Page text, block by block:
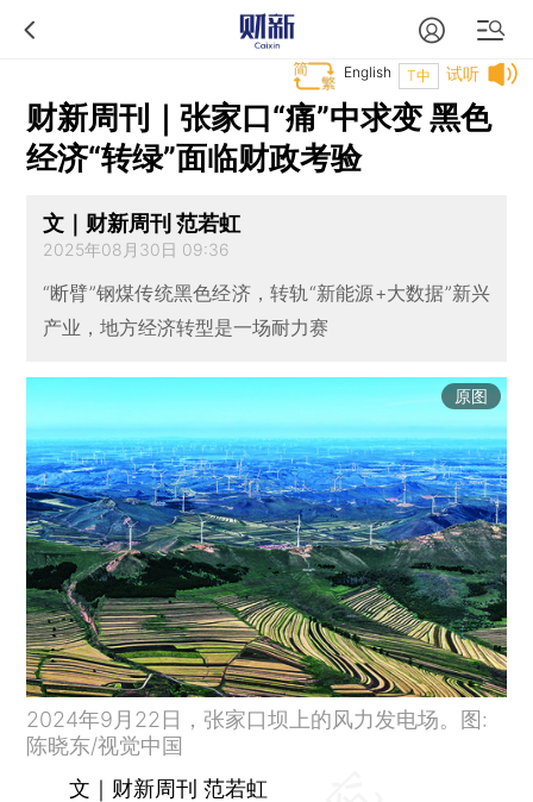
试听
T中
English
财新周刊｜张家口“痛”中求变 黑色
经济“转绿”面临财政考验
文｜财新周刊 范若虹
2025年08月30日 09:36
“断臂”钢煤传统黑色经济，转轨“新能源+大数据”新兴
产业，地方经济转型是一场耐力赛
原图
2024年9月22日，张家口坝上的风力发电场。图:
陈晓东/视觉中国
文｜财新周刊 范若虹